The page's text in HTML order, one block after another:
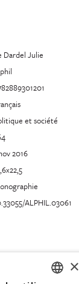
Dardel Julie
et société
2016
ALPHIL.03061
×